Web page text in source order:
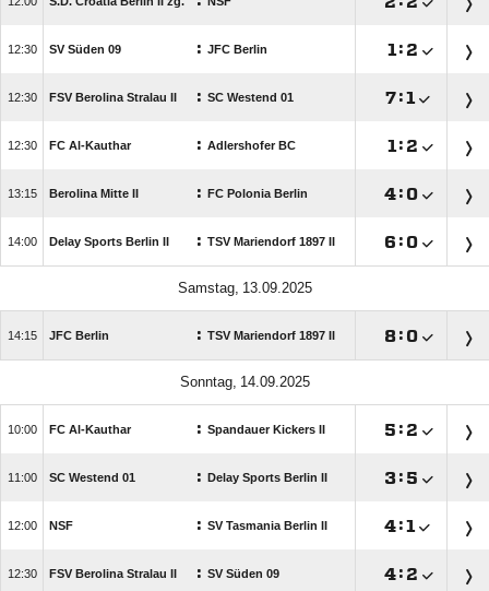
 SV Süden 09 : JFC Berlin  : 
 FSV Berolina Stralau II : SC Westend 01 :
 FC Al-Kauthar : Adlershofer BC  : 
 Berolina Mitte II : FC Polonia Berlin : 
 Delay Sports Berlin II : TSV Mariendorf 1897 II  : 
 
 JFC Berlin : TSV Mariendorf 1897 II : 
 
 FC Al-Kauthar : Spandauer Kickers II  : 
 SC Westend 01 : Delay Sports Berlin II : 
 NSF : SV Tasmania Berlin II :
 FSV Berolina Stralau II : SV Süden 09 : 